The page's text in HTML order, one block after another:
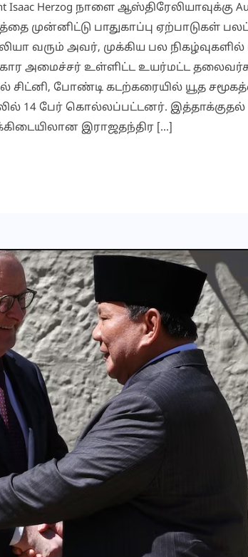
Isaac Herzog நாளை ஆஸ்திரேலியாவுக்கு
பாதுகாப்பு ஏற்பாடுகள்
வரும் அவர், முக்கிய பல
அமைச்சர் உள்ளிட்ட உயர்மட்ட
சிட்னி, போண்டி கடற்கரையில் யூத
14 பேர் கொல்லப்பட்டனர். இத்தாக்குதல்
இராஜதந்திர […]